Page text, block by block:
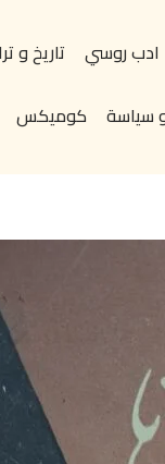
ادب روسي تاريخ و
سياسة كوميكس